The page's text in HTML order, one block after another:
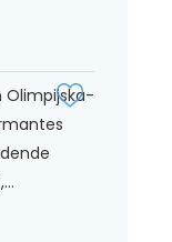
Olimpijska-